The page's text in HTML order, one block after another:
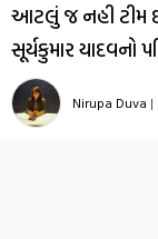
આટલું જ નહી ટીમ
સૂર્યકુમાર યાદવનો
Nirupa Duva |